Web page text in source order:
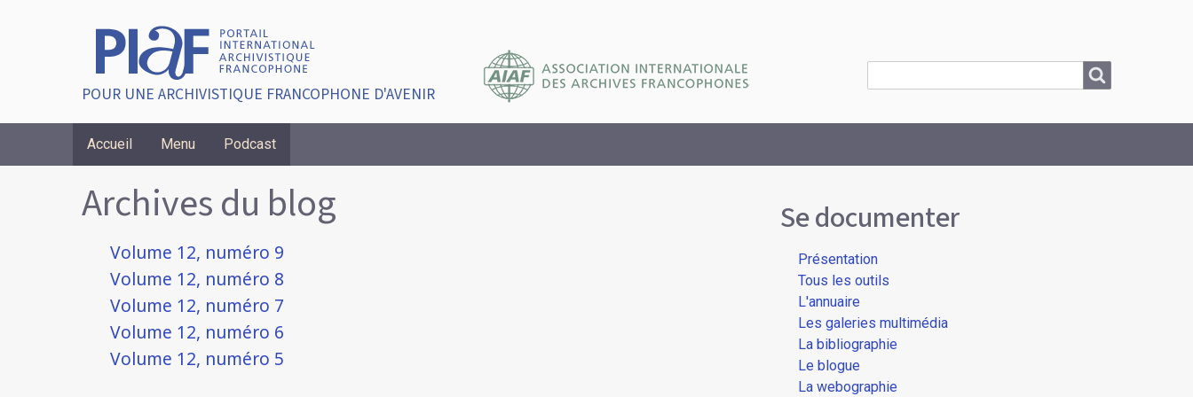
POUR UNE ARCHIVISTIQUE FRANCOPHONE D'AVENIR Search
Accueil Menu Podcast
Breadcrumbs
Archives du blog
Volume 12, numéro 9
Volume 12, numéro 8
Volume 12, numéro 7
Volume 12, numéro 6
Volume 12, numéro 5
Se documenter
Présentation
Tous les outils
L'annuaire
Les galeries multimédia
La bibliographie
Le blogue
La webographie